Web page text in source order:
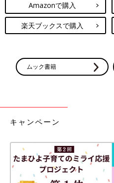
Amazonで購入
楽天ブックスで購入
ムック書籍
キャンペーン